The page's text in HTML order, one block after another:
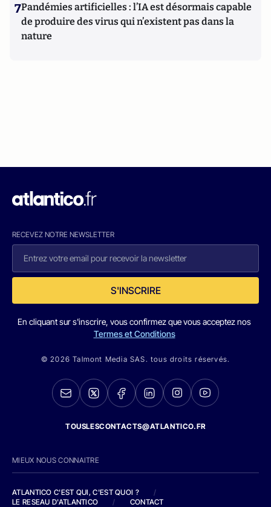
7Pandémies artificielles : l’IA est désormais capable
de produire des virus qui n’existent pas dans la
nature
RECEVEZ NOTRE NEWSLETTER
S'INSCRIRE
En cliquant sur s'inscrire, vous confirmez que vous acceptez nos
Termes et Conditions
© 2026 Talmont Media SAS. tous droits réservés.
TOUSLESCONTACTS@ATLANTICO.FR
MIEUX NOUS CONNAITRE
ATLANTICO C'EST QUI, C'EST QUOI ?
/
LE RESEAU D'ATLANTICO
/ CONTACT